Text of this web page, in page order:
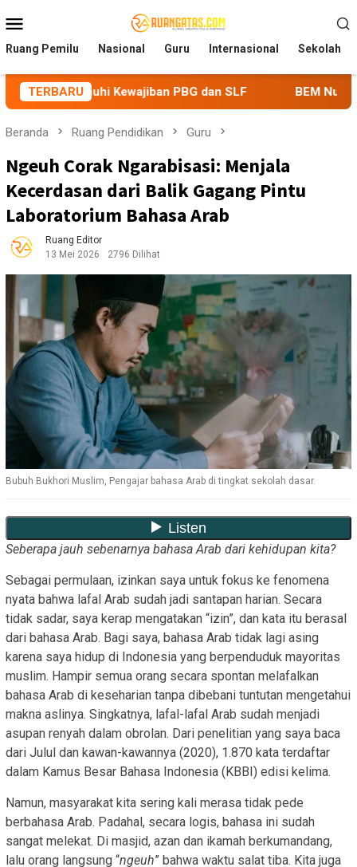
ke
kontenMobile
Ruang Pemilu Nasional Guru Internasional Sekolah
TERBARU
PBG dan SLF BEM Nusantara Priangan Timur
Beranda Ruang Pendidikan Guru
Ngeuh Corak Ngarabisasi: Menjala
Kecerdasan dari Balik Gagang Pintu
Laboratorium Bahasa Arab
Ruang Editor
13 Mei 2026
2796 Dilihat
Bubuh Bukhori Muslim, Pengajar bahasa Arab di tingkat sekolah dasar.
Seberapa jauh sebenarnya bahasa Arab dari kehidupan kita?
Sebagai permulaan, izinkan saya untuk fokus ke fenomena
nyata bahwa lafal Arab sudah jadi santapan harian. Secara
tidak sadar, saya kerap mengatakan “izin”, dan kata itu berasal
dari bahasa Arab. Bagi saya, bahasa Arab tidak lagi asing
karena saya hidup di Indonesia yang berpenduduk mayoritas
muslim. Hampir semua orang secara spontan melafalkan
bahasa Arab di keseharian tanpa dibebani tuntutan mengetahui
makna aslinya. Singkatnya, lafal-lafal Arab sudah menjadi
asupan renyah dalam obrolan. Dari penelitian yang saya baca
dari Julul dan kawan-kawannya (2020), 1.870 kata terdaftar
dalam Kamus Besar Bahasa Indonesia (KBBI) edisi kelima.
Namun, masyarakat kita sering kali merasa tidak pede
berbahasa Arab. Padahal, secara logis, bahasa ini sudah
sangat melekat. Di masjid, azan dan ikamah berkumandang,
lalu orang langsung “ngeuh” bahwa waktu salat tiba. Kita juga